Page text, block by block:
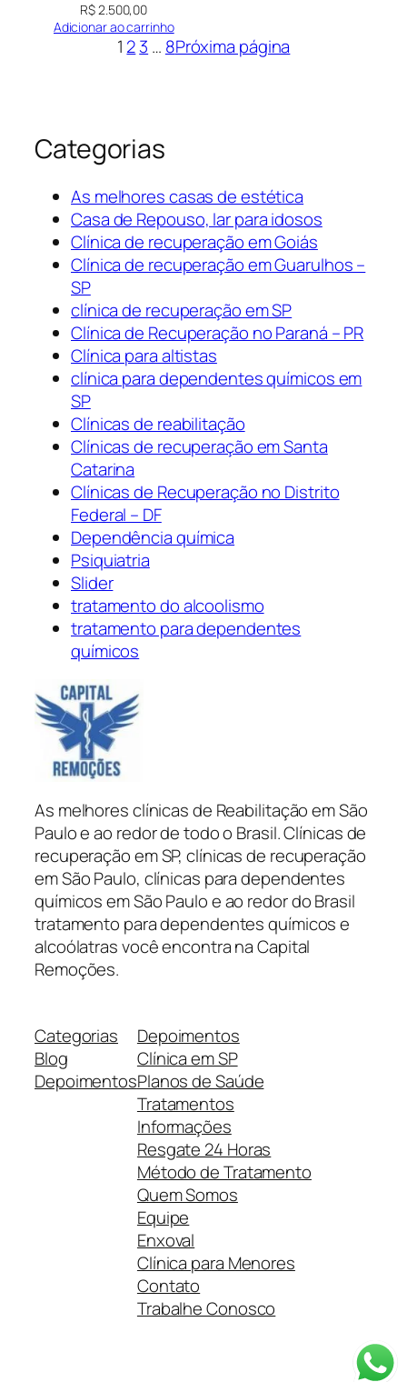
R$2.500,00
Adicionar ao carrinho
1 23 … 8Próxima página
Categorias
As melhores casas de estética
Casa de Repouso, lar para idosos
Clínica de recuperação em Goiás
Clínica de recuperação em Guarulhos –
SP
clínica de recuperação em SP
Clínica de Recuperação no Paraná – PR
Clínica para altistas
clínica para dependentes químicos em
SP
Clínicas de reabilitação
Clínicas de recuperação em Santa
Catarina
Clínicas de Recuperação no Distrito
Federal – DF
Dependência química
Psiquiatria
Slider
tratamento do alcoolismo
tratamento para dependentes
químicos
As melhores clínicas de Reabilitação em São
Paulo e ao redor de todo o Brasil. Clínicas de
recuperação em SP, clínicas de recuperação
em São Paulo, clínicas para dependentes
químicos em São Paulo e ao redor do Brasil
tratamento para dependentes químicos e
alcoólatras você encontra na Capital
Remoções.
Categorias
Blog
Depoimentos
Depoimentos
Clínica em SP
Planos de Saúde
Tratamentos
Informações
Resgate 24 Horas
Método de Tratamento
Quem Somos
Equipe
Enxoval
Clínica para Menores
Contato
Trabalhe Conosco